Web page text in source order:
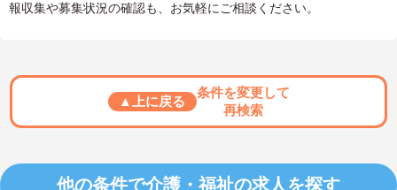
報収集や募集状況の確認も、お気軽にご相談ください。
▲上に戻る
条件を変更して
再検索
他の条件で介護・福祉の求人を探す